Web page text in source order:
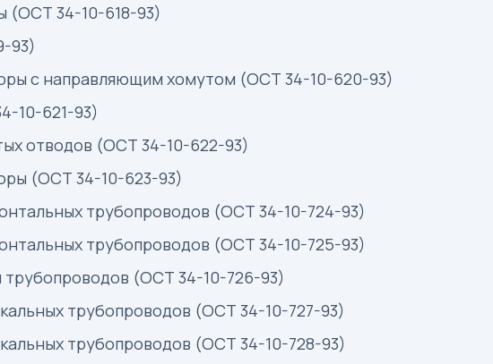
(ОСТ 34-10-618-93)
93)
с направляющим хомутом (ОСТ 34-10-620-93)
10-621-93)
отводов (ОСТ 34-10-622-93)
(ОСТ 34-10-623-93)
трубопроводов (ОСТ 34-10-724-93)
трубопроводов (ОСТ 34-10-725-93)
трубопроводов (ОСТ 34-10-726-93)
трубопроводов (ОСТ 34-10-727-93)
трубопроводов (ОСТ 34-10-728-93)